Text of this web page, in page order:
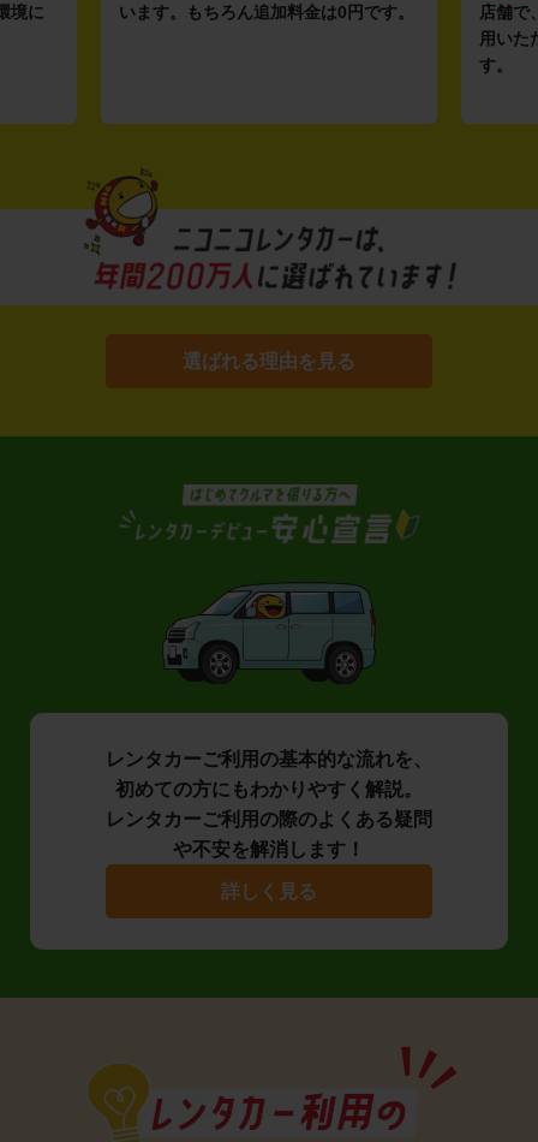
境に
います。もちろん追加料金は0円です。
店舗で
用いた
す。
選ばれる理由を見る
レンタカーご利用の基本的な流れを、
初めての方にもわかりやすく解説。
レンタカーご利用の際のよくある疑問
や不安を解消します！
詳しく見る